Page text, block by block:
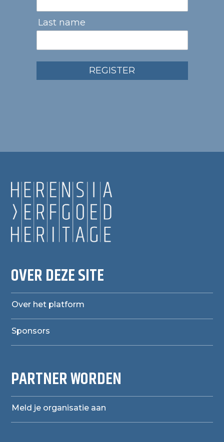
Last name
REGISTER
OVER DEZE SITE
Over het platform
Sponsors
PARTNER WORDEN
Meld je organisatie aan